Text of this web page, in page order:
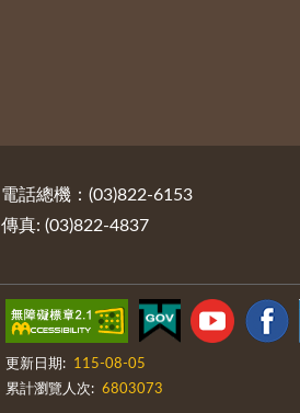
電話總機：(03)822-6153
傳真: (03)822-4837
更新日期:
115-08-05
累計瀏覽人次: 6803073